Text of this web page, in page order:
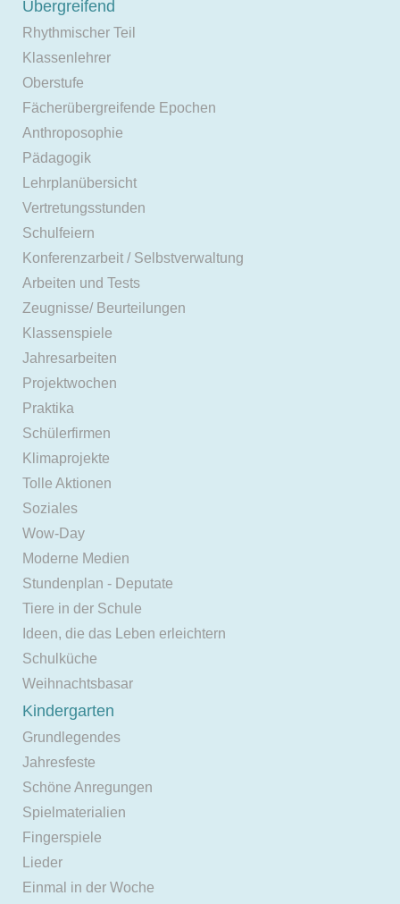
Übergreifend
Rhythmischer Teil
Klassenlehrer
Oberstufe
Fächerübergreifende Epochen
Anthroposophie
Pädagogik
Lehrplanübersicht
Vertretungsstunden
Schulfeiern
Konferenzarbeit / Selbstverwaltung
Arbeiten und Tests
Zeugnisse/ Beurteilungen
Klassenspiele
Jahresarbeiten
Projektwochen
Praktika
Schülerfirmen
Klimaprojekte
Tolle Aktionen
Soziales
Wow-Day
Moderne Medien
Stundenplan - Deputate
Tiere in der Schule
Ideen, die das Leben erleichtern
Schulküche
Weihnachtsbasar
Kindergarten
Grundlegendes
Jahresfeste
Schöne Anregungen
Spielmaterialien
Fingerspiele
Lieder
Einmal in der Woche